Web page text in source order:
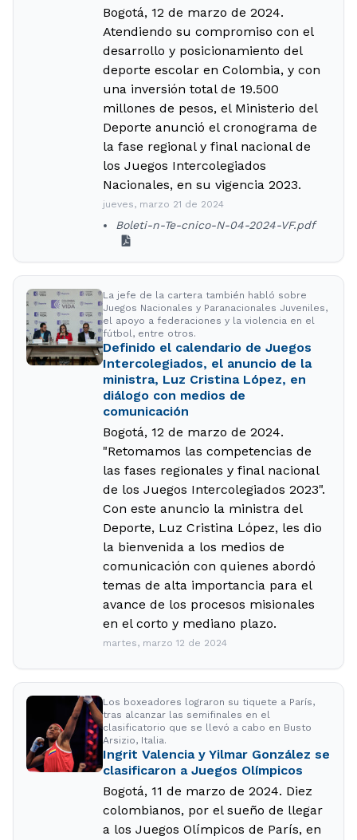
Bogotá, 12 de marzo de 2024.
Atendiendo su compromiso con el
desarrollo y posicionamiento del
deporte escolar en Colombia, y con
una inversión total de 19.500
millones de pesos, el Ministerio del
Deporte anunció el cronograma de
la fase regional y final nacional de
los Juegos Intercolegiados
Nacionales, en su vigencia 2023.
jueves, marzo 21 de 2024
Boleti-n-Te-cnico-N-04-2024-VF.pdf
La jefe de la cartera también habló sobre
Juegos Nacionales y Paranacionales Juveniles,
el apoyo a federaciones y la violencia en el
fútbol, entre otros.
Definido el calendario de Juegos
Intercolegiados, el anuncio de la
ministra, Luz Cristina López, en
diálogo con medios de
comunicación
Bogotá, 12 de marzo de 2024.
"Retomamos las competencias de
las fases regionales y final nacional
de los Juegos Intercolegiados 2023".
Con este anuncio la ministra del
Deporte, Luz Cristina López, les dio
la bienvenida a los medios de
comunicación con quienes abordó
temas de alta importancia para el
avance de los procesos misionales
en el corto y mediano plazo.
martes, marzo 12 de 2024
Los boxeadores lograron su tiquete a París,
tras alcanzar las semifinales en el
clasificatorio que se llevó a cabo en Busto
Arsizio, Italia.
Ingrit Valencia y Yilmar González se
clasificaron a Juegos Olímpicos
Bogotá, 11 de marzo de 2024. Diez
colombianos, por el sueño de llegar
a los Juegos Olímpicos de París, en